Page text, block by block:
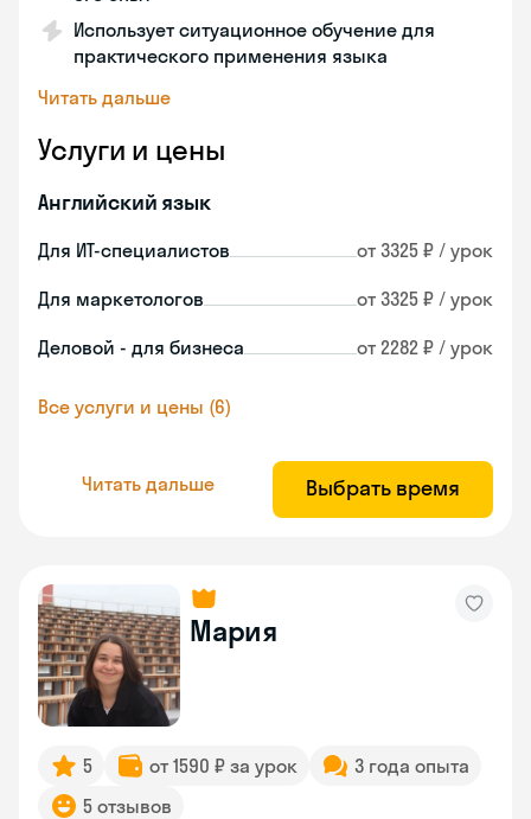
Использует ситуационное обучение для
практического применения языка
Читать дальше
Услуги и цены
Английский язык
Для ИТ-специалистов от 3325 ₽ / урок
Для маркетологов от 3325 ₽ / урок
Деловой - для бизнеса от 2282 ₽ / урок
Все услуги и цены (6)
Читать дальше Выбрать время
Мария
5 от 1590 ₽ за урок
3 года опыта
5 отзывов